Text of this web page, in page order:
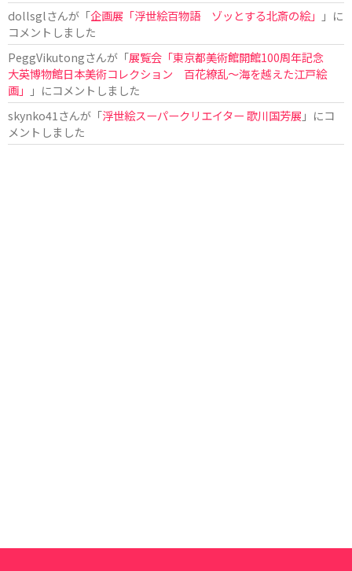
dollsglさんが「企画展「浮世絵百物語 ゾッとする北斎の絵」
」に
コメントしました
PeggVikutongさんが「展覧会「東京都美術館開館100周年記念
大英博物館日本美術コレクション 百花繚乱〜海を越えた江戸絵
画」
」にコメントしました
skynko41 さんが「浮世絵スーパークリエイター 歌川国芳展 」にコ
メントしました